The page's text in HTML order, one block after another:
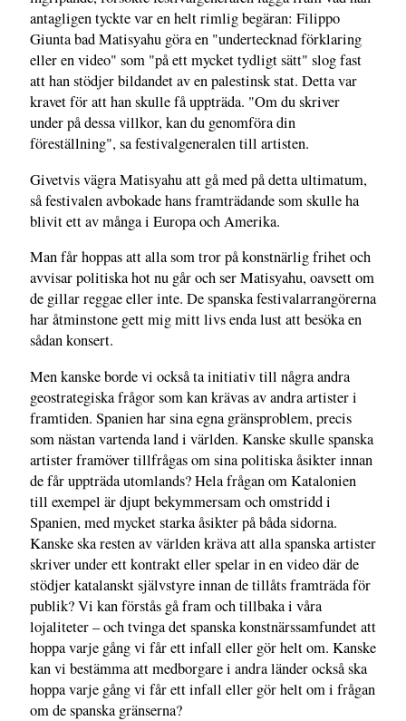
antagligen tyckte var en helt rimlig begäran: Filippo
Giunta bad Matisyahu göra en "undertecknad förklaring
eller en video" som "på ett mycket tydligt sätt" slog fast
att han stödjer bildandet av en palestinsk stat. Detta var
kravet för att han skulle få uppträda. "Om du skriver
under på dessa villkor, kan du genomföra din
föreställning", sa festivalgeneralen till artisten.
Givetvis vägra Matisyahu att gå med på detta ultimatum,
så festivalen avbokade hans framträdande som skulle ha
blivit ett av många i Europa och Amerika.
Man får hoppas att alla som tror på konstnärlig frihet och
avvisar politiska hot nu går och ser Matisyahu, oavsett om
de gillar reggae eller inte. De spanska festivalarrangörerna
har åtminstone gett mig mitt livs enda lust att besöka en
sådan konsert.
Men kanske borde vi också ta initiativ till några andra
geostrategiska frågor som kan krävas av andra artister i
framtiden. Spanien har sina egna gränsproblem, precis
som nästan vartenda land i världen. Kanske skulle spanska
artister framöver tillfrågas om sina politiska åsikter innan
de får uppträda utomlands? Hela frågan om Katalonien
till exempel är djupt bekymmersam och omstridd i
Spanien, med mycket starka åsikter på båda sidorna.
Kanske ska resten av världen kräva att alla spanska artister
skriver under ett kontrakt eller spelar in en video där de
stödjer katalanskt självstyre innan de tillåts framträda för
publik? Vi kan förstås gå fram och tillbaka i våra
lojaliteter – och tvinga det spanska konstnärssamfundet att
hoppa varje gång vi får ett infall eller gör helt om. Kanske
kan vi bestämma att medborgare i andra länder också ska
hoppa varje gång vi får ett infall eller gör helt om i frågan
om de spanska gränserna?